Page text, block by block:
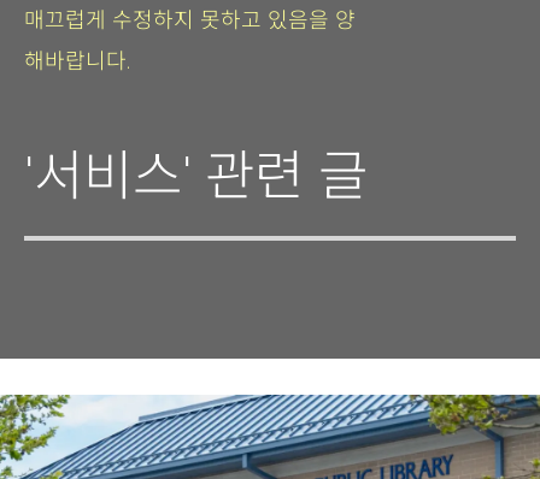
매끄럽게 수정하지 못하고 있음을 양
해바랍니다.
'서비스' 관련 글